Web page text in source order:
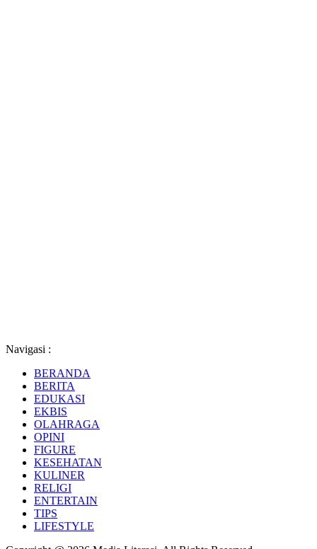
Navigasi :
BERANDA
BERITA
EDUKASI
EKBIS
OLAHRAGA
OPINI
FIGURE
KESEHATAN
KULINER
RELIGI
ENTERTAIN
TIPS
LIFESTYLE